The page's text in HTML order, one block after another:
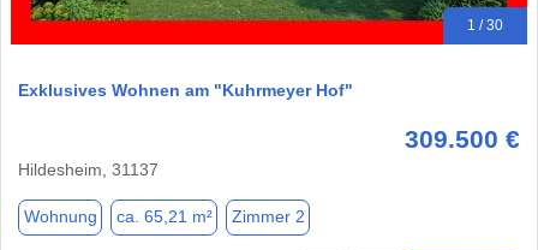
1 / 30
Exklusives Wohnen am "Kuhrmeyer Hof"
309.500 €
Hildesheim, 31137
Wohnung ca. 65,21 m² Zimmer 2